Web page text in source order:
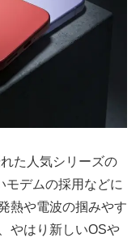
た人気シリーズの
モデムの採用などに
熱や電波の掴みやす
やはり新しいOSや